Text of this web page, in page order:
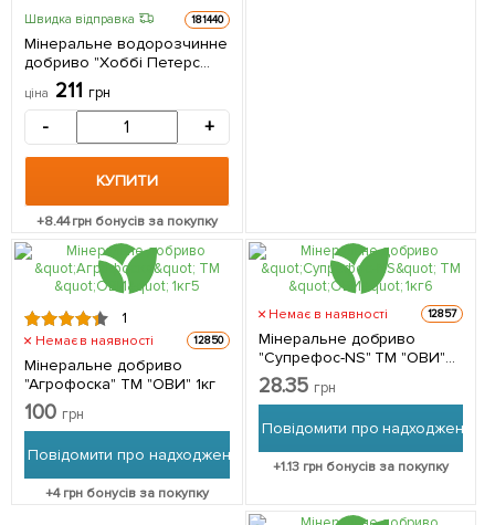
Швидка відправка 181440
Мінеральне водорозчинне
добриво "Хоббі Петерс
укорінювач" 10-52-10-2MgO-
TE ТМ "Engo" 200г
ціна 211 грн
- +
КУПИТИ
+8.44грн бонусів за покупку
1
Немає в наявності 12850
Мінеральне добриво
"Агрофоска" ТМ "ОВИ" 1кг
100 грн
Повідомити про надходження
+4грн бонусів за покупку
Немає в наявності 12857
Мінеральне добриво
"Супрефос-NS" ТМ "ОВИ"
1кг
28.35 грн
Повідомити про надходження
+1.13 грн бонусів за покупку